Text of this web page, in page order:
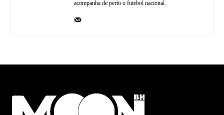
acompanha de perto o futebol nacional.